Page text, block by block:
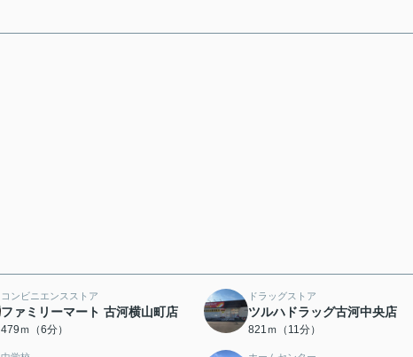
コンビニエンスストア
ファミリーマート 古河横山町店
479ｍ（6分）
ドラッグストア
ツルハドラッグ古河中央店
821ｍ（11分）